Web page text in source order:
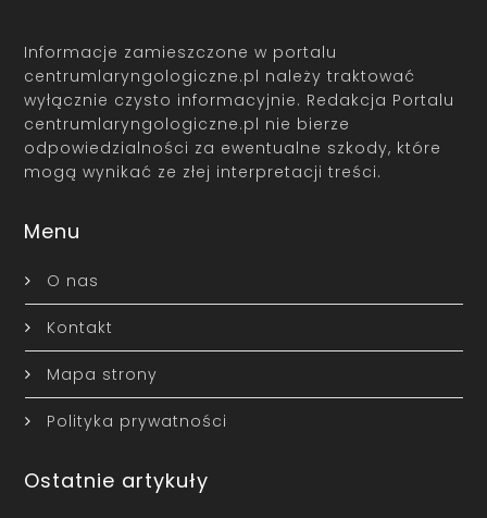
Informacje zamieszczone w portalu
centrumlaryngologiczne.pl należy traktować
wyłącznie czysto informacyjnie. Redakcja Portalu
centrumlaryngologiczne.pl nie bierze
odpowiedzialności za ewentualne szkody, które
mogą wynikać ze złej interpretacji treści.
Menu
O nas
Kontakt
Mapa strony
Polityka prywatności
Ostatnie artykuły